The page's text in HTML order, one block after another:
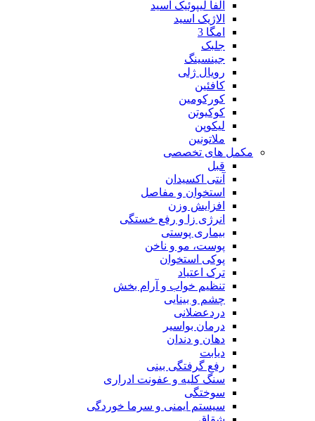
آلفا لیپوئیک اسید
الاژیک اسید
امگا 3
جلبک
جینسینگ
رویال ژلی
کافئین
کورکومین
کوکیوتن
لیکوپن
ملاتونین
مکمل های تخصصی
قبل
آنتی اکسیدان
استخوان و مفاصل
افزایش وزن
انرژی زا و رفع خستگی
بیماری پوستی
پوست، مو و ناخن
پوکی استخوان
ترک اعتیاد
تنظیم خواب و آرام بخش
چشم و بینایی
دردعضلانی
درمان بواسیر
دهان و دندان
دیابت
رفع گرفتگی بینی
سنگ کلیه و عفونت ادراری
سوختگی
سیستم ایمنی و سرما خوردگی